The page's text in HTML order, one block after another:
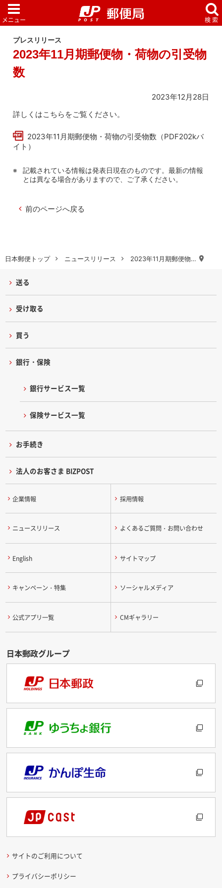
日本郵便トップ ニュースリリース 2023年11月期郵便物…
プレスリリース
2023年11月期郵便物・荷物の引受物
数
2023年12月28日
詳しくはこちらをご覧ください。
2023年11月期郵便物・荷物の引受物数（PDF202kバ
イト）
記載されている情報は発表日現在のものです。最新の情報
とは異なる場合がありますので、ご了承ください。
前のページへ戻る
送る
受け取る
買う
銀行・保険
銀行サービス一覧
保険サービス一覧
お手続き
法人のお客さま BIZPOST
企業情報 採用情報
ニュースリリース よくあるご質問・お問い合わせ
English サイトマップ
キャンペーン・特集 ソーシャルメディア
公式アプリ一覧 CMギャラリー
サイトのご利用について
プライバシーポリシー